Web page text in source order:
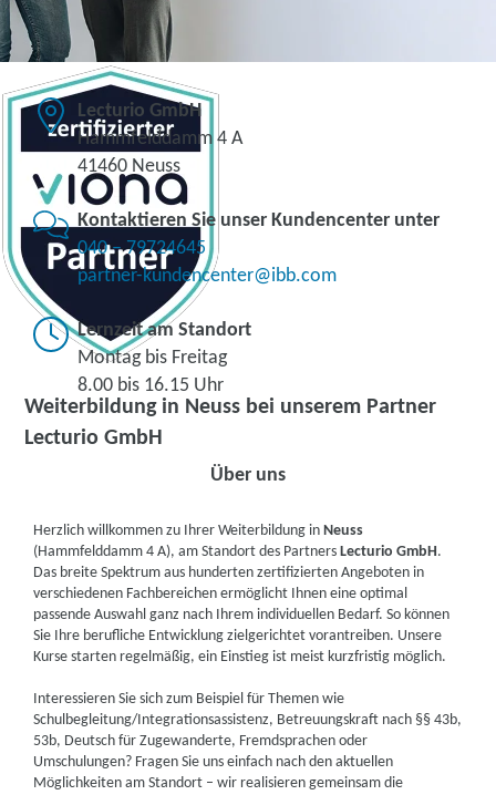
Weiterbildung in Neuss bei unserem Partner
Lecturio GmbH
Lecturio GmbH
Hammfelddamm 4 A
41460 Neuss
Kontaktieren Sie unser Kundencenter unter
040 – 79724645
partner-kundencenter@ibb.com
Lernzeit am Standort
Montag bis Freitag
8.00 bis 16.15 Uhr
Über uns
Herzlich willkommen zu Ihrer Weiterbildung inNeuss
(Hammfelddamm 4 A), am Standort des PartnersLecturio GmbH.
Das breite Spektrum aus hunderten zertifizierten Angeboten in
verschiedenen Fachbereichen ermöglicht Ihnen eine optimal
passende Auswahl ganz nach Ihrem individuellen Bedarf. So können
Sie Ihre berufliche Entwicklung zielgerichtet vorantreiben. Unsere
Kurse starten regelmäßig, ein Einstieg ist meist kurzfristig möglich.
Interessieren Sie sich zum Beispiel für Themen wie
Schulbegleitung/Integrationsassistenz, Betreuungskraft nach §§ 43b,
53b, Deutsch für Zugewanderte, Fremdsprachen oder
Umschulungen? Fragen Sie uns einfach nach den aktuellen
Möglichkeiten am Standort – wir realisieren gemeinsam die